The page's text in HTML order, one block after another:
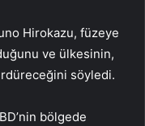
Hirokazu, füzeye
ve ülkesinin,
söyledi.
bölgede